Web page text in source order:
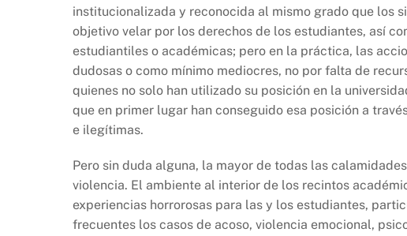
institucionalizada y reconocida al mismo grado que los
objetivo velar por los derechos de los estudiantes, así
estudiantiles o académicas; pero en la práctica, las
dudosas o como mínimo mediocres, no por falta de
quienes no solo han utilizado su posición en la
que en primer lugar han conseguido esa posición a
e ilegítimas.
Pero sin duda alguna, la mayor de todas las
violencia. El ambiente al interior de los recintos
experiencias horrorosas para las y los estudiantes,
frecuentes los casos de acoso, violencia emocional,